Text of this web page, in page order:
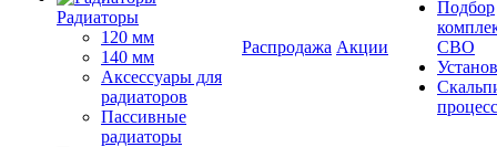
Радиаторы
120 мм
140 мм
Аксессуары для
радиаторов
Пассивные
радиаторы
Распродажа Акции
Подбор
СВО